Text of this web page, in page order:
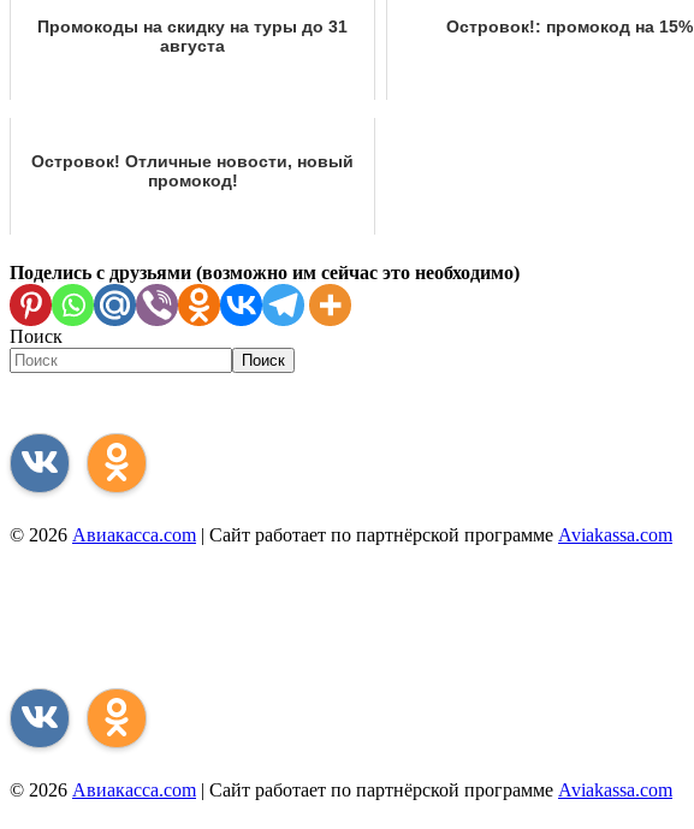
Промокоды на скидку на туры до 31
августа
Островок!: промокод на 15%
Островок! Отличные новости, новый
промокод!
Поделись с друзьями (возможно им сейчас это необходимо)
Поиск
Поиск
© 2026 Авиакасса.com | Сайт работает по партнёрской программе Aviakassa.com
© 2026 Авиакасса.com | Сайт работает по партнёрской программе Aviakassa.com